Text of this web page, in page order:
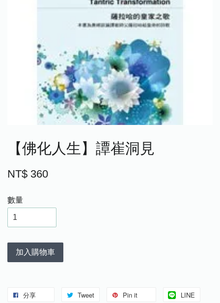
【佛化人生】譚崔洞見
NT$ 360
數量
加入購物車
分享 Tweet Pin it LINE